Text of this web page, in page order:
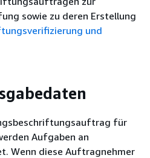
sowie zu deren Erstellung
und
für
Aufgaben an
Wenn diese Auftragnehmer